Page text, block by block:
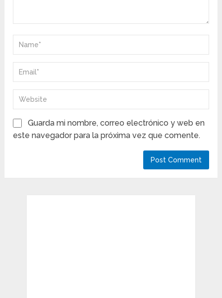
Guarda mi nombre, correo electrónico y web en
este navegador para la próxima vez que comente.